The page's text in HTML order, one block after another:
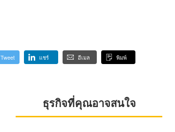
Tweet แชร์ อีเมล พิมพ์
ธุรกิจที่คุณอาจสนใจ